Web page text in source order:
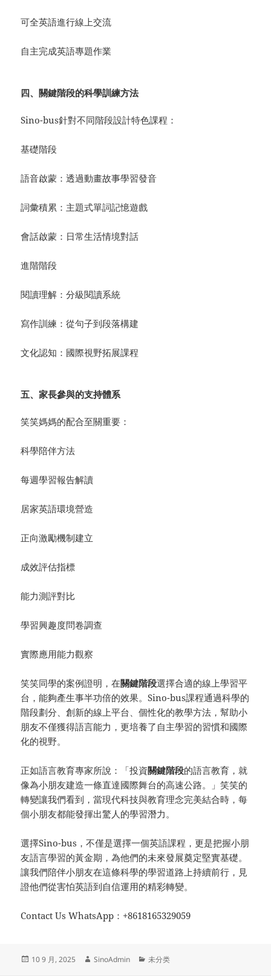
可全英語進行線上交流
自主完成英語專題作業
四、關鍵階段的科學訓練方法
Sino-bus針對不同階段設計特色課程：
基礎階段
語音啟蒙：透過動畫故事學習發音
詞彙積累：主題式單詞記憶遊戲
會話啟蒙：日常生活情境對話
進階階段
閱讀理解：分級閱讀系統
寫作訓練：從句子到段落構建
文化認知：國際視野拓展課程
五、家長參與的支持體系
笑笑媽媽的配合至關重要：
科學陪伴方法
每週學習報告解讀
居家英語環境營造
正向激勵機制建立
成效評估指標
能力測評對比
學習興趣度問卷調查
實際應用能力觀察
笑笑同學的案例證明，在關鍵階段選擇合適的線上學習平
台，能夠產生事半功倍的效果。Sino-bus課程通過科學的
階段劃分、創新的線上平台、個性化的教學方法，幫助小
朋友不僅獲得語言能力，更培養了自主學習的習慣和國際
化的視野。
正如語言教育專家所說：「投資關鍵階段的語言教育，就
像為小朋友建造一條直達國際舞台的高速公路。」笑笑的
轉變讓我們看到，當現代科技與教育理念完美結合時，每
個小朋友都能發揮出驚人的學習潛力。
選擇Sino-bus，不僅是選擇一個英語課程，更是把握小朋
友語言學習的黃金期，為他們的未來發展奠定堅實基礎。
讓我們陪伴小朋友在這條科學的學習道路上持續前行，見
證他們從害怕英語到自信運用的精彩轉變。
Contact Us WhatsApp：+8618165329059
发
10 9 月, 2025
作
SinoAdmin
分
未分类